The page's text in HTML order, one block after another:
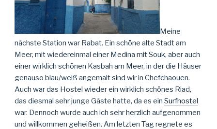
Meine
nächste Station war Rabat. Ein schöne alte Stadt am
Meer, mit wiedereinmal einer Medina mit Souk, aber auch
einer wirklich schönen Kasbah am Meer, in der die Häuser
genauso blau/weiß angemalt sind wir in Chefchaouen.
Auch war das Hostel wieder ein wirklich schönes Riad,
das diesmal sehr junge Gäste hatte, da es ein Surfhostel
war. Dennoch wurde auch ich sehr herzlich aufgenommen
und willkommen geheißen. Am letzten Tag regnete es